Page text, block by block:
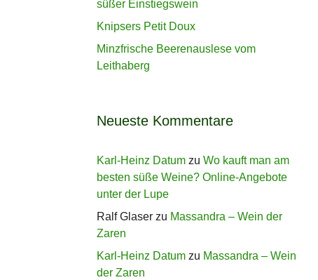
süßer Einstiegswein
Knipsers Petit Doux
Minzfrische Beerenauslese vom
Leithaberg
Neueste Kommentare
Karl-Heinz Datum zu Wo kauft man am
besten süße Weine? Online-Angebote
unter der Lupe
Ralf Glaser zu Massandra – Wein der
Zaren
Karl-Heinz Datum zu Massandra – Wein
der Zaren